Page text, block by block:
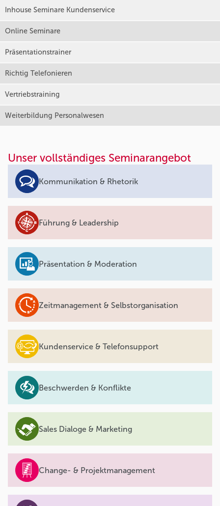
Inhouse Seminare Kundenservice
Online Seminare
Präsentationstrainer
Richtig Telefonieren
Vertriebstraining
Weiterbildung Personalwesen
Unser vollständiges Seminarangebot
Kommunikation & Rhetorik
Führung & Leadership
Präsentation & Moderation
Zeitmanagement & Selbstorganisation
Kundenservice & Telefonsupport
Beschwerden & Konflikte
Sales Dialoge & Marketing
Change- & Projektmanagement